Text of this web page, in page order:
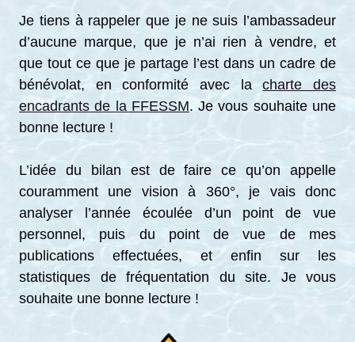
Je tiens à rappeler que je ne suis l’ambassadeur
d’aucune marque, que je n’ai rien à vendre, et
que tout ce que je partage l’est dans un cadre de
bénévolat, en conformité avec lacharte des
encadrants de la FFESSM. Je vous souhaite une
bonne lecture !
L’idée du bilan est de faire ce qu’on appelle
couramment une vision à 360°, je vais donc
analyser l’année écoulée d’un point de vue
personnel, puis du point de vue de mes
publications effectuées, et enfin sur les
statistiques de fréquentation du site. Je vous
souhaite une bonne lecture !